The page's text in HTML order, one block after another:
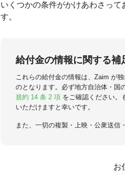
いくつかの条件がかけあわさっ
す。
給付金の情報に関する補
これらの給付金の情報は、Zaim が
のとなります。必ず地方自治体・国
規約 14 条 2 項 をご確認ください。
いただけますと幸いです。
また、一切の複製・上映・公衆送
お